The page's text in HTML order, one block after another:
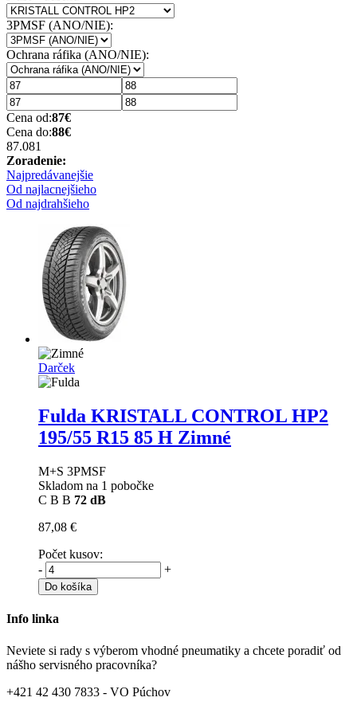
3PMSF (ANO/NIE):
Ochrana ráfika (ANO/NIE):
Cena od:87€
Cena do:88€
87.081
Zoradenie:
Najpredávanejšie
Od najlacnejšieho
Od najdrahšieho
Darček
Fulda KRISTALL CONTROL HP2
195/55 R15 85 H Zimné
M+S 3PMSF
Skladom na 1 pobočke
C B B 72 dB
87,08 €
Počet kusov:
-
+
Do košíka
Info linka
Neviete si rady s výberom vhodné pneumatiky a chcete poradiť od
nášho servisného pracovníka?
+421 42 430 7833 - VO Púchov